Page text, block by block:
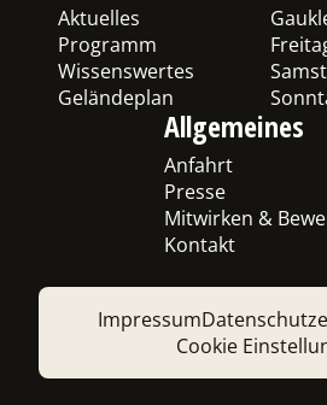
Aktuelles
Programm
Wissenswertes
Geländeplan
Allgemeines
Anfahrt
Presse
Mitwirken &
Kontakt
Impressum
Cookie